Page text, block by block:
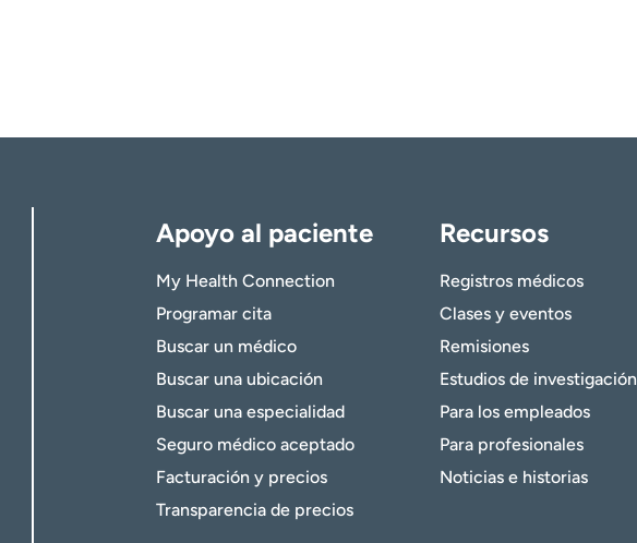
Apoyo al paciente
My Health Connection
Programar cita
Buscar un médico
Buscar una ubicación
Buscar una especialidad
Seguro médico aceptado
Facturación y precios
Transparencia de precios
Recursos
Registros médicos
Clases y eventos
Remisiones
Estudios de investigación
Para los empleados
Para profesionales
Noticias e historias